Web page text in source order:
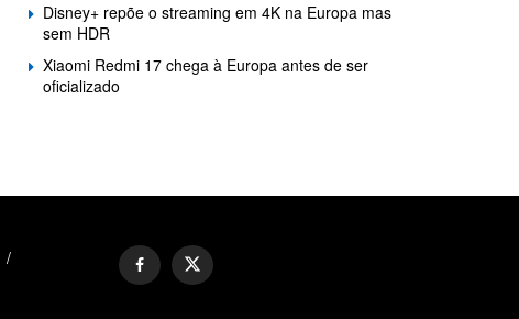
Disney+ repõe o streaming em 4K na Europa mas
sem HDR
Xiaomi Redmi 17 chega à Europa antes de ser
oficializado